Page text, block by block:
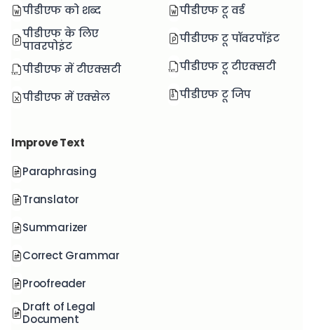
पीडीएफ को शब्द
पीडीएफ के लिए
पावरपोइंट
पीडीएफ में टीएक्सटी
पीडीएफ में एक्सेल
पीडीएफ टू वर्ड
पीडीएफ टू पॉवरपॉइंट
पीडीएफ टू टीएक्सटी
पीडीएफ टू जिप
Improve Text
Paraphrasing
Translator
Summarizer
Correct Grammar
Proofreader
Draft of Legal
Document